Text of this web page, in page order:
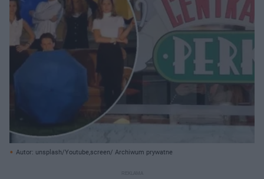
Autor: unsplash/Youtube,screen/ Archiwum prywatne